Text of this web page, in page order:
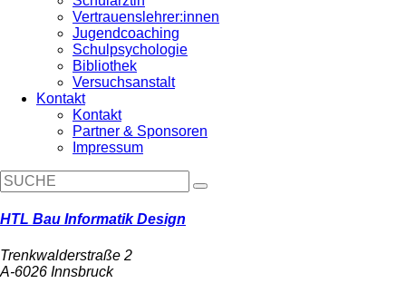
Vertrauenslehrer:innen
Jugendcoaching
Schulpsychologie
Bibliothek
Versuchsanstalt
Kontakt
Kontakt
Partner & Sponsoren
Impressum
HTL Bau Informatik Design
Trenkwalderstraße 2
A-6026 Innsbruck